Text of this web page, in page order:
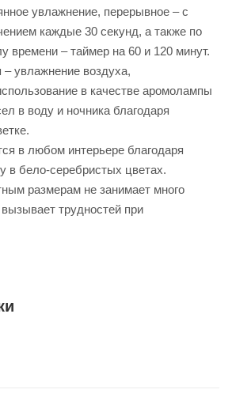
увлажнение, перерывное – с
каждые 30 секунд, а также по
времени – таймер на 60 и 120 минут.
увлажнение воздуха,
в качестве аромолампы
в воду и ночника благодаря
в любом интерьере благодаря
в бело-серебристых цветах.
размерам не занимает много
трудностей при